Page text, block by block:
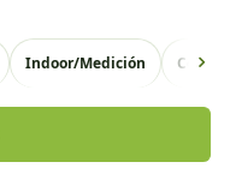
Indoor/Medición